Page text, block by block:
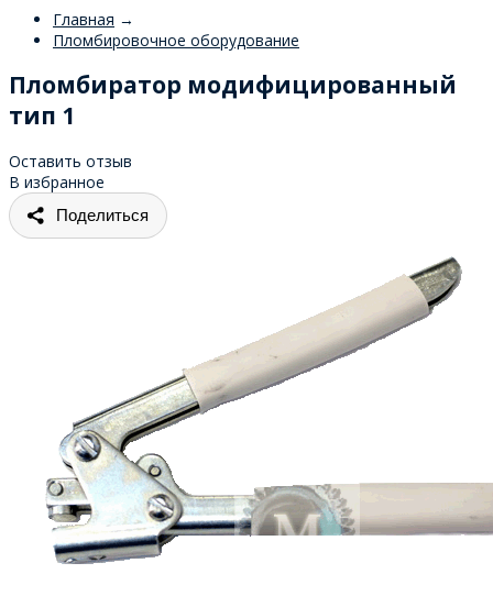
Главная →
Пломбировочное оборудование
Пломбиратор модифицированный
тип 1
Оставить отзыв
В избранное
Поделиться